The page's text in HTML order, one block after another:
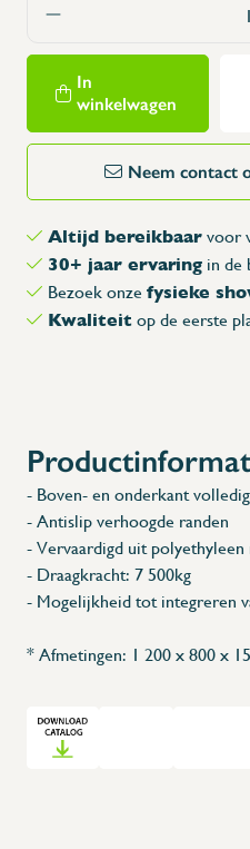
In
winkelwagen
Neem contact
Altijd bereikbaar voor
30+ jaar ervaring in de
Bezoek onze fysieke
Kwaliteit op de eerste
- Boven- en onderkant
- Antislip verhoogde randen
- Vervaardigd uit
- Draagkracht: 7 500kg
- Mogelijkheid tot integreren
* Afmetingen: 1 200 x 800 x